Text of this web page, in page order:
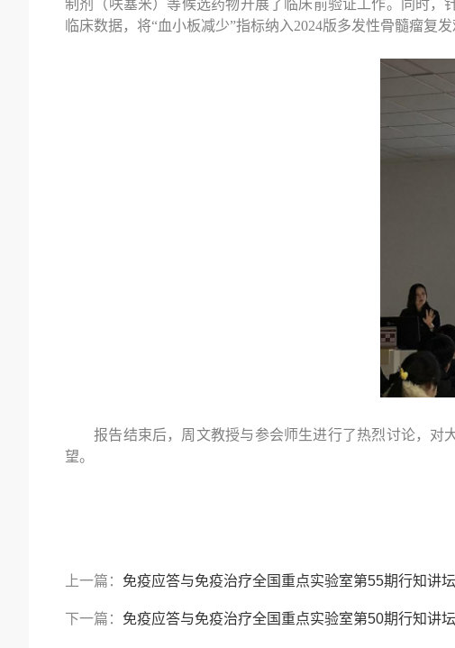
制剂（呋塞米）等候选药物开展了临床前验证工作。
同时，
临床数据，将“血小板减少”指标纳入2024版多发性骨髓瘤复
报告结束后，周文教授与参会师生进行了热烈讨论，
望。
上一篇： 免疫应答与免疫治疗全国重点实验室第55期行知讲
下一篇： 免疫应答与免疫治疗全国重点实验室第50期行知讲